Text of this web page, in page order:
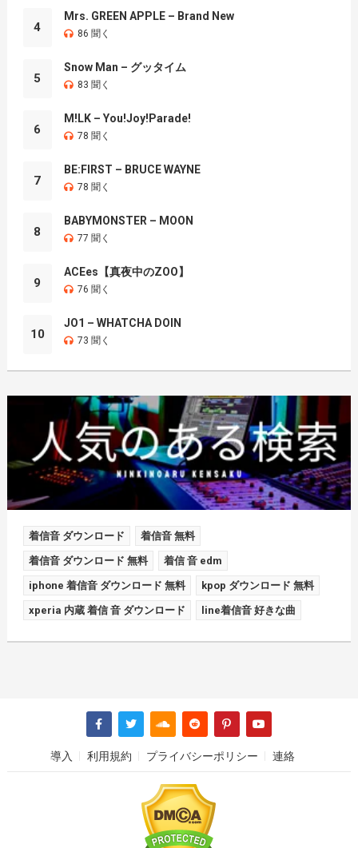
4
Mrs. GREEN APPLE – Brand New
86 聞く
5
Snow Man – グッタイム
83 聞く
6
M!LK – You!Joy!Parade!
78 聞く
7
BE:FIRST – BRUCE WAYNE
78 聞く
8
BABYMONSTER – MOON
77 聞く
9
ACEes【真夜中のZOO】
76 聞く
10
JO1 – WHATCHA DOIN
73 聞く
着信音 ダウンロード 着信音 無料
着信音 ダウンロード 無料 着信 音 edm
iphone 着信音 ダウンロード 無料 kpop ダウンロード 無料
xperia 内蔵 着信 音 ダウンロード line着信音 好きな曲
導入 利用規約 プライバシーポリシー 連絡